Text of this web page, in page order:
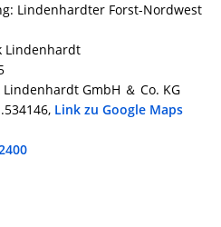
Lindenhardter Forst-Nordwest
Lindenhardt
GmbH ＆ Co. KG
Link zu Google Maps